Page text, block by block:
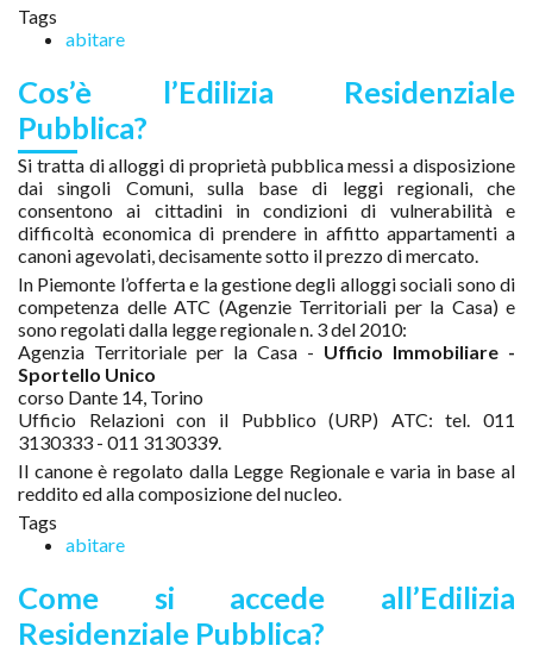
Tags
abitare
Cos’è l’Edilizia Residenziale
Pubblica?
Si tratta di alloggi di proprietà pubblica messi a disposizione
dai singoli Comuni, sulla base di leggi regionali, che
consentono ai cittadini in condizioni di vulnerabilità e
difficoltà economica di prendere in affitto appartamenti a
canoni agevolati, decisamente sotto il prezzo di mercato.
In Piemonte l’offerta e la gestione degli alloggi sociali sono di
competenza delle ATC (Agenzie Territoriali per la Casa) e
sono regolati dalla legge regionale n. 3 del 2010:
Agenzia Territoriale per la Casa - Ufficio Immobiliare -
Sportello Unico
corso Dante 14, Torino
Ufficio Relazioni con il Pubblico (URP) ATC: tel. 011
3130333 - 011 3130339.
Il canone è regolato dalla Legge Regionale e varia in base al
reddito ed alla composizione del nucleo.
Tags
abitare
Come si accede all’Edilizia
Residenziale Pubblica?